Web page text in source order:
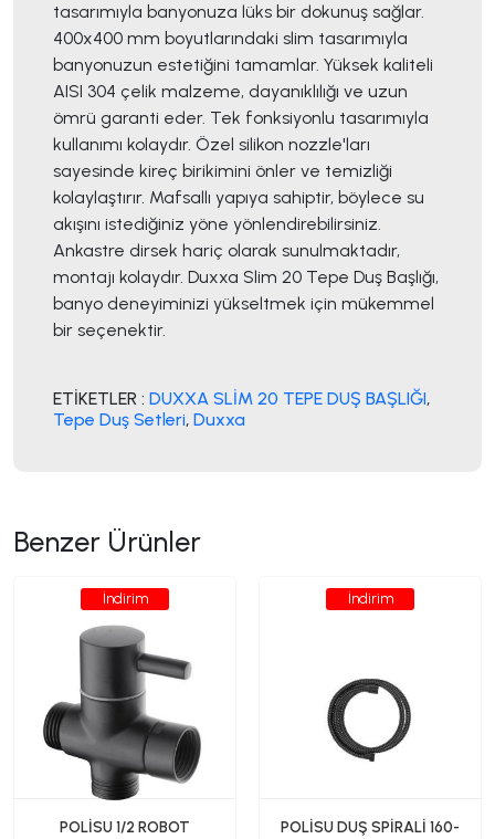
tasarımıyla banyonuza lüks bir dokunuş sağlar.
400x400 mm boyutlarındaki slim tasarımıyla
banyonuzun estetiğini tamamlar. Yüksek kaliteli
AISI 304 çelik malzeme, dayanıklılığı ve uzun
ömrü garanti eder. Tek fonksiyonlu tasarımıyla
kullanımı kolaydır. Özel silikon nozzle'ları
sayesinde kireç birikimini önler ve temizliği
kolaylaştırır. Mafsallı yapıya sahiptir, böylece su
akışını istediğiniz yöne yönlendirebilirsiniz.
Ankastre dirsek hariç olarak sunulmaktadır,
montajı kolaydır. Duxxa Slim 20 Tepe Duş Başlığı,
banyo deneyiminizi yükseltmek için mükemmel
bir seçenektir.
ETİKETLER : DUXXA SLİM 20 TEPE DUŞ BAŞLIĞI,
Tepe Duş Setleri, Duxxa
Benzer Ürünler
İndirim
POLİSU 1/2 ROBOT
İndirim
POLİSU DUŞ SPİRALİ 160-